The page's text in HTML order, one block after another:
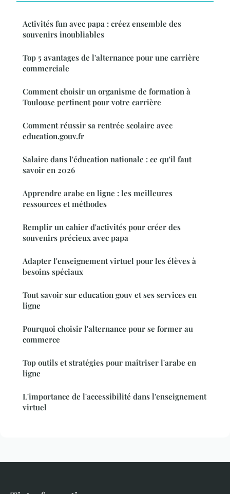
Activités fun avec papa : créez ensemble des
souvenirs inoubliables
Top 5 avantages de l'alternance pour une carrière
commerciale
Comment choisir un organisme de formation à
Toulouse pertinent pour votre carrière
Comment réussir sa rentrée scolaire avec
education.gouv.fr
Salaire dans l'éducation nationale : ce qu'il faut
savoir en 2026
Apprendre arabe en ligne : les meilleures
ressources et méthodes
Remplir un cahier d'activités pour créer des
souvenirs précieux avec papa
Adapter l'enseignement virtuel pour les élèves à
besoins spéciaux
Tout savoir sur education gouv et ses services en
ligne
Pourquoi choisir l'alternance pour se former au
commerce
Top outils et stratégies pour maîtriser l'arabe en
ligne
L'importance de l'accessibilité dans l'enseignement
virtuel